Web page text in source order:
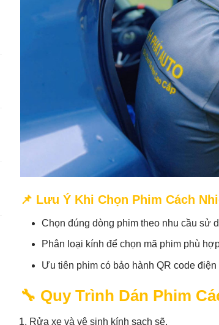
📌 Lưu Ý Khi Chọn Phim Cách
Chọn đúng dòng phim theo nhu cầu sử
Phân loại kính để chọn mã phim phù
Ưu tiên phim có bảo hành QR code điện
🔧 Quy Trình Dán Phim
Rửa xe và vệ sinh kính sạch sẽ.